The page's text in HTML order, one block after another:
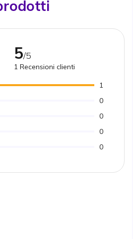
5/5
1 Recensioni clienti
1
0
0
0
0